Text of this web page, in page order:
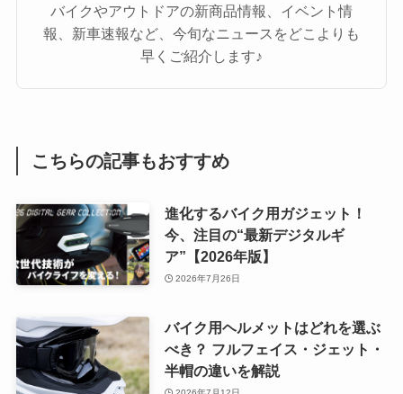
バイクやアウトドアの新商品情報、イベント情
報、新車速報など、今旬なニュースをどこよりも
早くご紹介します♪
こちらの記事もおすすめ
進化するバイク用ガジェット！
今、注目の“最新デジタルギ
ア”【2026年版】
2026年7月26日
バイク用ヘルメットはどれを選ぶ
べき？ フルフェイス・ジェット・
半帽の違いを解説